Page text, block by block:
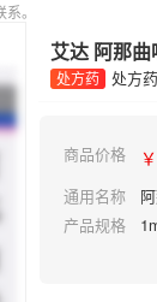
。
艾达 阿那
处方药 处方
商品价格 ￥
通用名称
产品规格